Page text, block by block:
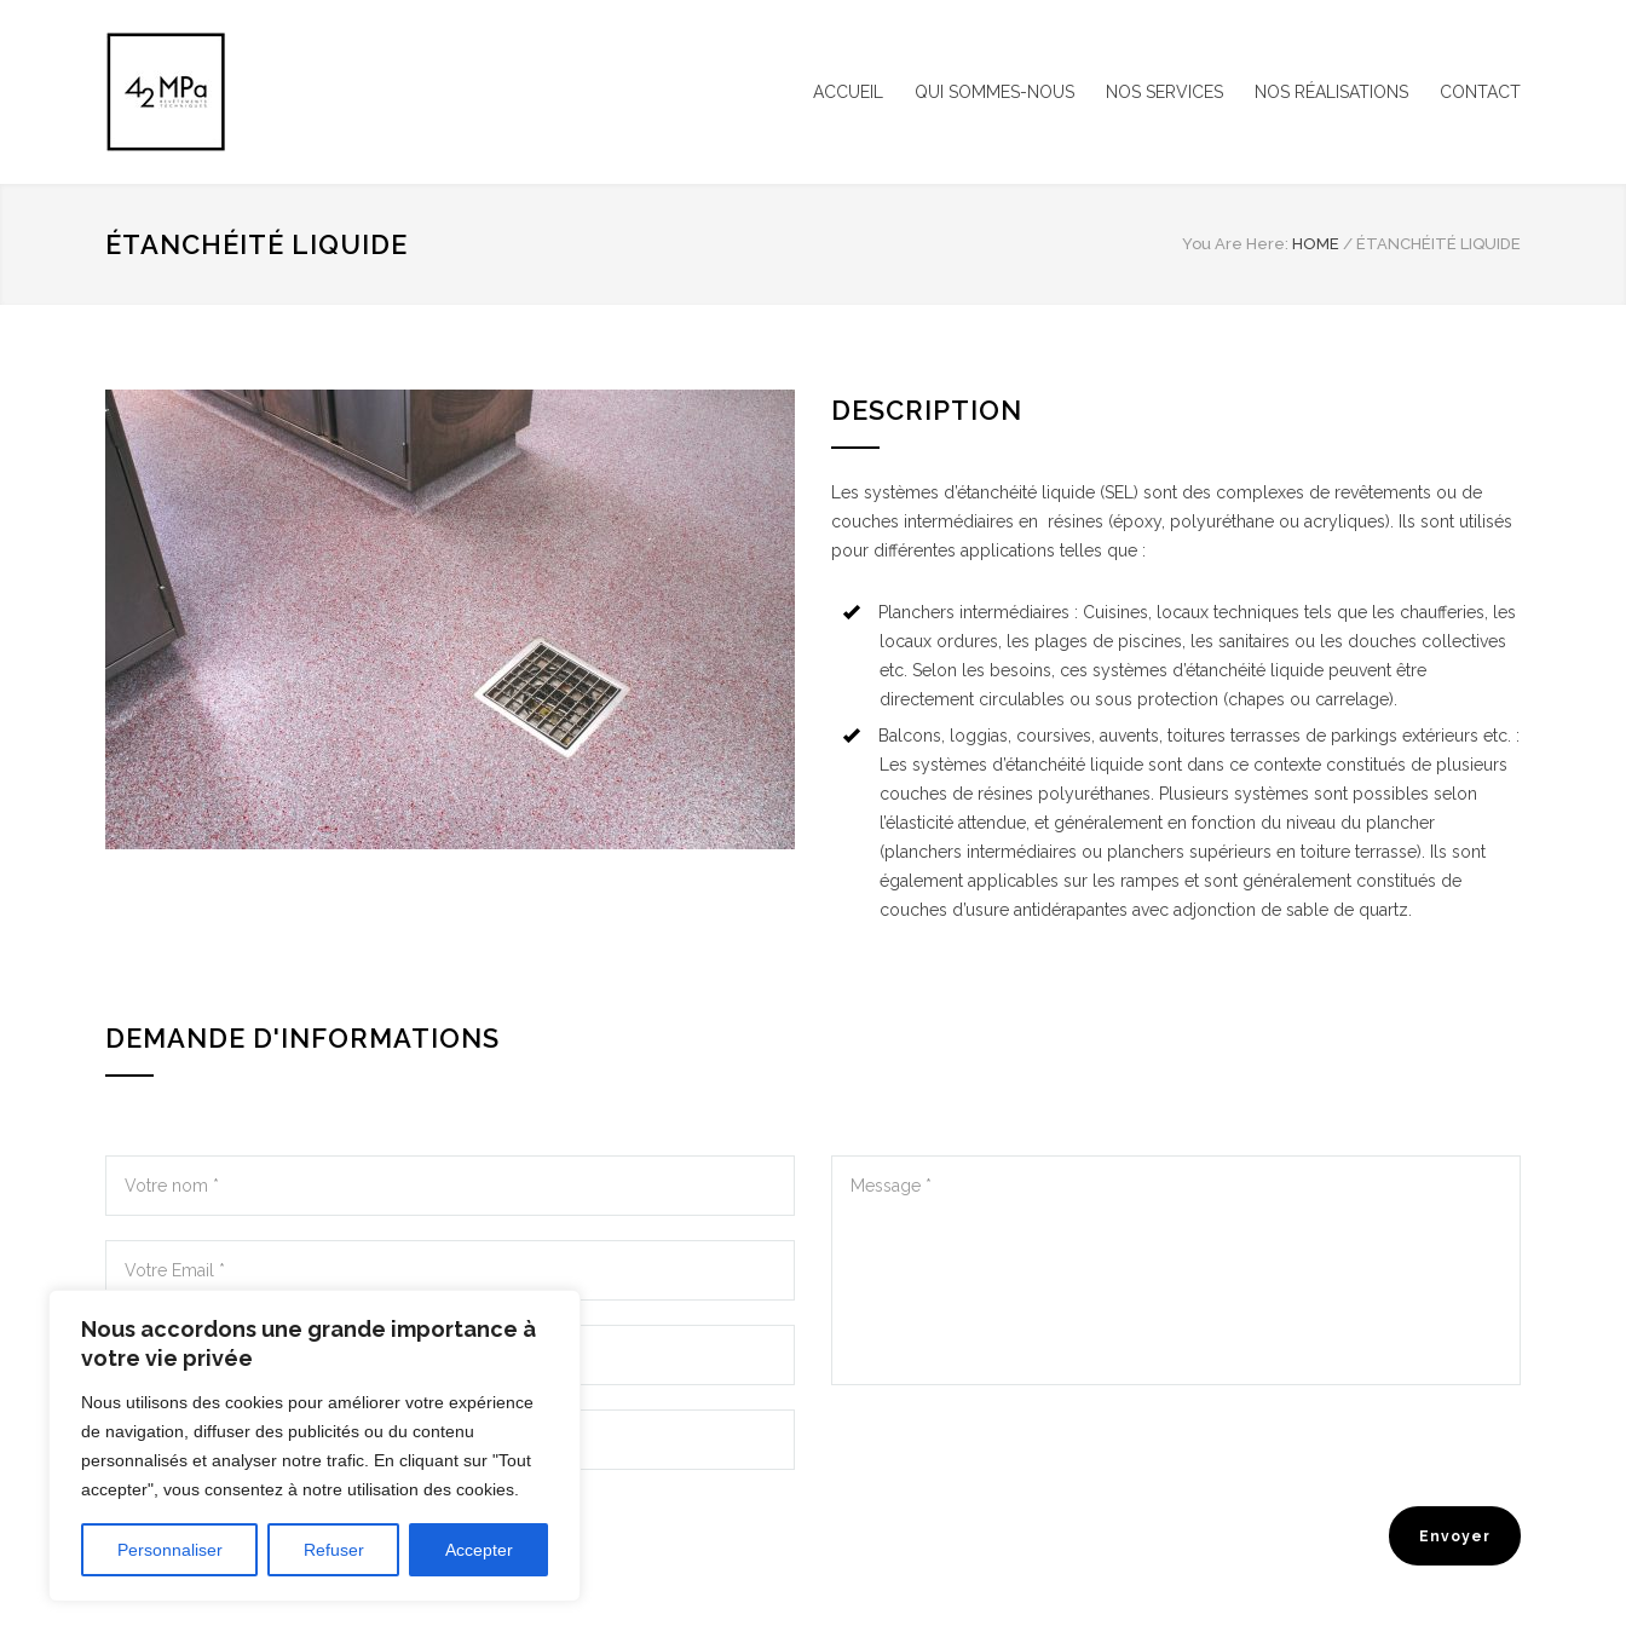
Nous accordons une grande importance à
votre vie privée
Nous utilisons des cookies pour améliorer votre expérience
de navigation, diffuser des publicités ou du contenu
personnalisés et analyser notre trafic. En cliquant sur "Tout
accepter", vous consentez à notre utilisation des cookies.
Personnaliser Refuser Accepter
ACCUEIL QUI SOMMES-NOUS NOS SERVICES NOS RÉALISATIONS CONTACT
ÉTANCHÉITÉ LIQUIDE You Are Here: HOME / ÉTANCHÉITÉ LIQUIDE
DESCRIPTION
Les systèmes d’étanchéité liquide (SEL) sont des complexes de revêtements ou de
couches intermédiaires en résines (époxy, polyuréthane ou acryliques). Ils sont utilisés
pour différentes applications telles que :
Planchers intermédiaires : Cuisines, locaux techniques tels que les chaufferies, les
locaux ordures, les plages de piscines, les sanitaires ou les douches collectives
etc. Selon les besoins, ces systèmes d’étanchéité liquide peuvent être
directement circulables ou sous protection (chapes ou carrelage).
Balcons, loggias, coursives, auvents, toitures terrasses de parkings extérieurs etc. :
Les systèmes d’étanchéité liquide sont dans ce contexte constitués de plusieurs
couches de résines polyuréthanes. Plusieurs systèmes sont possibles selon
l’élasticité attendue, et généralement en fonction du niveau du plancher
(planchers intermédiaires ou planchers supérieurs en toiture terrasse). Ils sont
également applicables sur les rampes et sont généralement constitués de
couches d’usure antidérapantes avec adjonction de sable de quartz.
DEMANDE D'INFORMATIONS